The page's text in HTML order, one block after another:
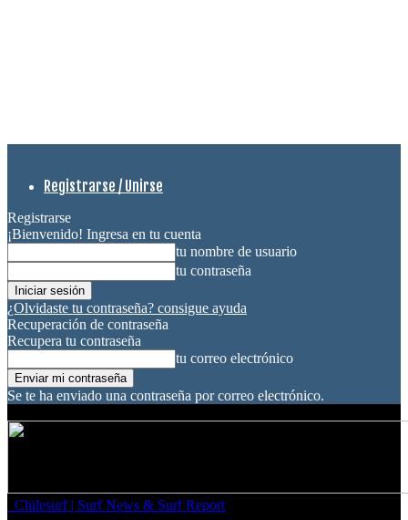
Registrarse / Unirse
Registrarse
¡Bienvenido! Ingresa en tu cuenta
tu nombre de usuario
tu contraseña
¿Olvidaste tu contraseña? consigue ayuda
Recuperación de contraseña
Recupera tu contraseña
tu correo electrónico
Se te ha enviado una contraseña por correo electrónico.
Chilesurf | Surf News & Surf Report